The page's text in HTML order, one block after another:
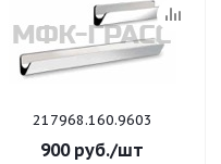
217968.160.9603
900руб./шт